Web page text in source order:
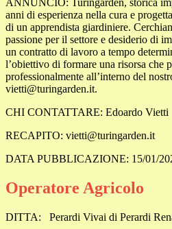
ANNUNCIO: Turingarden, storica
anni di esperienza nella cura e
di un apprendista giardiniere.
passione per il settore e desiderio di
un contratto di lavoro a tempo
l’obiettivo di formare una risorsa che
professionalmente all’interno del
vietti@turingarden.it.
CHI CONTATTARE: Edoardo Vietti
RECAPITO: vietti@turingarden.it
DATA PUBBLICAZIONE: 15/01/
Operatore Agricolo
DITTA:
Perardi Vivai di Perardi